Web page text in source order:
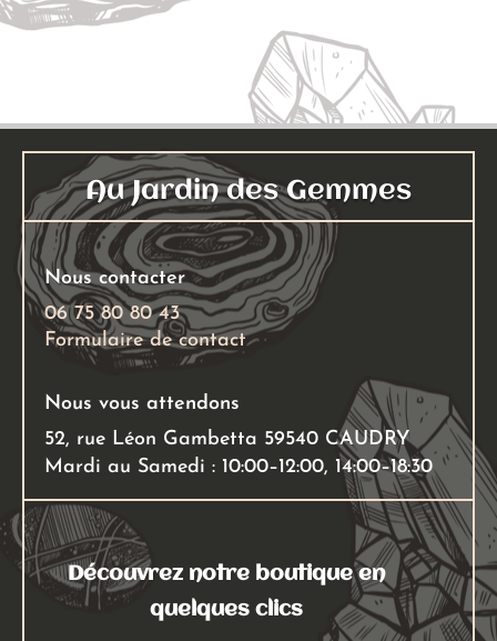
Au Jardin des Gemmes
Nous contacter
06 75 80 80 43
Formulaire de contact
Nous vous attendons
52, rue Léon Gambetta 59540 CAUDRY
Mardi au Samedi : 10:00–12:00, 14:00–18:30
Découvrez notre boutique en
quelques clics